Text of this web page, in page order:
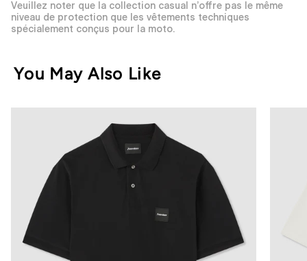
Veuillez noter que la collection casual n’offre pas le même
niveau de protection que les vêtements techniques
spécialement conçus pour la moto.
You May Also Like